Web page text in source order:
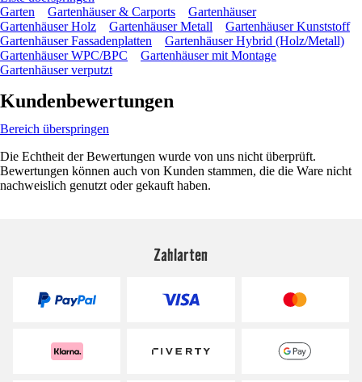
Garten
Gartenhäuser & Carports
Gartenhäuser
Gartenhäuser Holz
Gartenhäuser Metall
Gartenhäuser Kunststoff
Gartenhäuser Fassadenplatten
Gartenhäuser Hybrid (Holz/Metall)
Gartenhäuser WPC/BPC
Gartenhäuser mit Montage
Gartenhäuser verputzt
Kundenbewertungen
Bereich überspringen
Die Echtheit der Bewertungen wurde von uns nicht überprüft.
Bewertungen können auch von Kunden stammen, die die Ware nicht
nachweislich genutzt oder gekauft haben.
Zahlarten